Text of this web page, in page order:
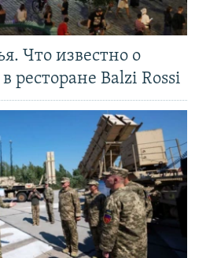
Что известно о
ресторане Balzi Rossi